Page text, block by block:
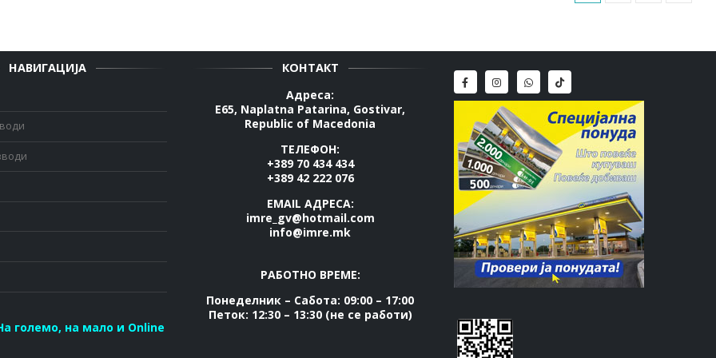
НАВИГАЦИЈА
големо, на мало и Online
КОНТАКТ
Адреса:
E65, Naplatna Patarina, Gostivar,
Republic of Macedonia
ТЕЛЕФОН:
+389 70 434 434
+389 42 222 076
EMAIL АДРЕСА:
imre_gv@hotmail.com
info@imre.mk
РАБОТНО ВРЕМЕ:
Понеделник – Сабота: 09:00 – 17:00
Петок: 12:30 – 13:30 (не се работи)